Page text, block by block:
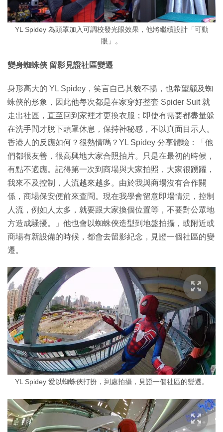
YL Spidey 為頭罩加入可調校發光眼效果，他將繼續設計「可動
眼」。
變身蜘蛛俠 留影見證社區變遷
身形高大的 YL Spidey，笑言自己其貌不揚，也希望顧及蜘
蛛俠的形象，因此他每次都是在家穿好整套 Spider Suit 就
走出社區，直至回到家裡才更換衣服；即使有需要都盡量躲
在洗手間才脫下頭罩休息，保持神秘感，不以真面目示人。
香港人的反應如何？很熱情嗎？YL Spidey 分享體驗：「他
們都很友善，很高興地大家合照拍片。只是在最初的時候，
有點不適應。記得第一次到商場與大家拍照，大家很踴躍，
我來不及控制，人流越來越多。由於我與商場沒有合作關
係，商場保安便前來查問。現在我學會留意即場情況，控制
人流，例如人太多，就要跟大家換個位置等，不要對公眾地
方造成騷擾。」他也會以蜘蛛俠造型到地盤拍攝，或附近或
商場有新設備的時候，都會去留影紀念，見證一個社區的變
遷。
YL Spidey 愛以蜘蛛俠打扮，到處拍攝，見證一個社區的變遷。